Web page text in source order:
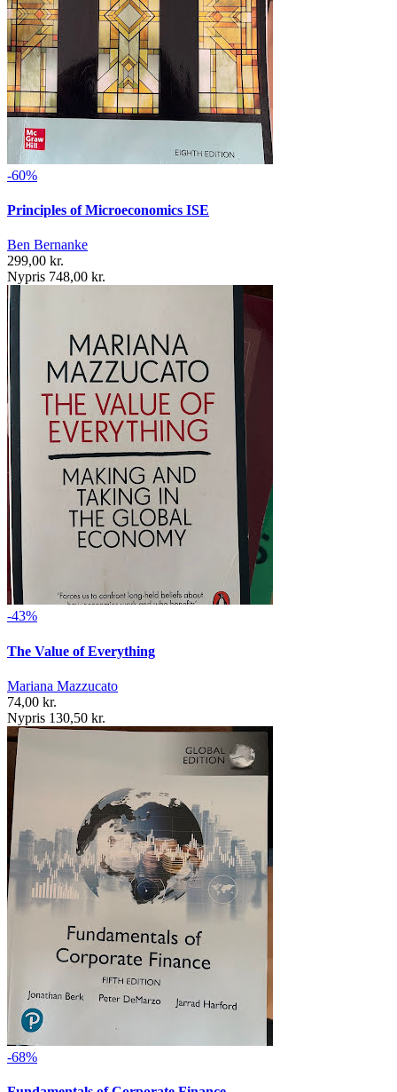
-60%
Principles of Microeconomics ISE
Ben Bernanke
299,00 kr.
Nypris 748,00 kr.
-43%
The Value of Everything
Mariana Mazzucato
74,00 kr.
Nypris 130,50 kr.
-68%